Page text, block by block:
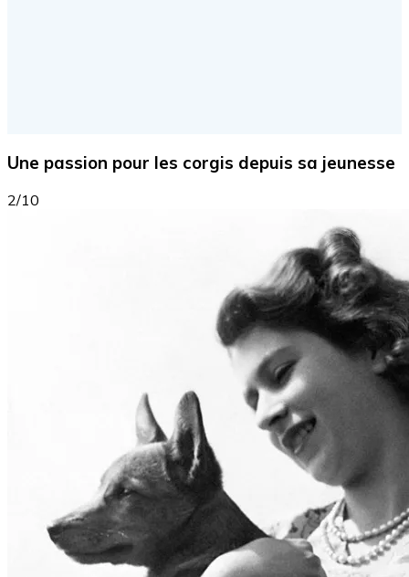
Une passion pour les corgis depuis sa jeunesse
2/10